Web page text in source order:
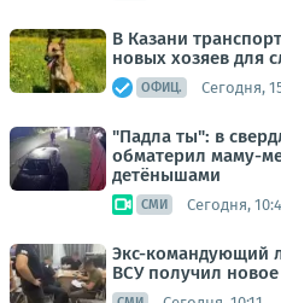
В Казани
новых хозяев для
ОФИЦ. Сегодня,
"Падла ты": в
обматерил маму-
детёнышами
СМИ Сегодня,
Экс-командующий
ВСУ получил